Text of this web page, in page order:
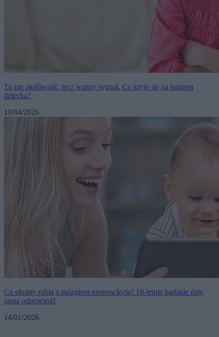
To nie złośliwość, lecz ważny sygnał. Co kryje się za buntem
dziecka?
10/04/2026
Co ekrany robią z mózgiem niemowlęcia? 10-letnie badanie daje
jasną odpowiedź
14/01/2026